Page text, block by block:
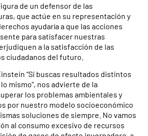
de un defensor de las
que actúe en su representación y
ayudaría a que las acciones
para satisfacer nuestras
a la satisfacción de las
ciudadanos del futuro.
“Si buscas resultados distintos
mismo”, nos advierte de la
los problemas ambientales y
por nuestro modelo socioeconómico
soluciones de siempre. No vamos
al consumo excesivo de recursos